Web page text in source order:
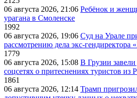
06 августа 2026, 21:06 Ребёнок и
урагана в Смоленске
1992
06 августа 2026, 19:06 Суд на Урале
рассмотрению дела экс-
1779
06 августа 2026, 15:08 В Грузии
соцсетях о притеснениях туристов из
1861
06 августа 2026, 12:14 Трамп